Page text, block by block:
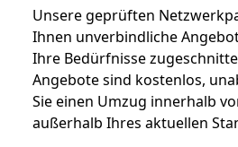
Unsere geprüften
Ihnen unverbindliche
Ihre Bedürfnisse
Angebote sind kostenlos,
Sie einen Umzug innerhalb
außerhalb Ihres aktuellen